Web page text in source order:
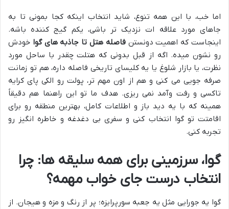
اما خب، با این همه تنوع، شاید انتخاب اینکه کجا بمونی تا به
جاهای مورد علاقه ات نزدیک تر باشی، یکم گیج کننده باشه.
اینجاست که اهمیت دونستنفاصله هتل تا جاذبه های گوا خودش
رو نشون میده. اگه از قبل بدونی که هتلت چقدر با ساحل مورد
نظرت، یا بازار شلوغ یا یه کلیسای تاریخی فاصله داره، هم تو زمانت
صرفه جویی می کنی و هم از اون مهم تر، پولت رو الکی پای کرایه
تاکسی و رفت وآمد نمی ریزی. هدف ما تو این راهنما هم دقیقاً
همینه که با یه دید باز و اطلاعات کامل، بهترین منطقه رو برای
اقامتت تو گوا انتخاب کنی و سفری بی دغدغه و خاطره انگیز رو
تجربه کنی.
گوا، سرزمینی برای همه سلیقه ها: چرا
انتخاب درست جای خواب مهمه؟
گوا یه جورایی مثل یه جعبه سورپرایزه؛ پر از رنگ و مزه و هیجان. از